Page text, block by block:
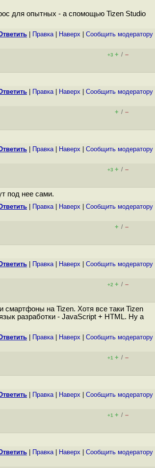
для опытных - а спомощью Tizen Studio
Правка| Наверх Cообщить модератору
+3 + / –
Правка| Наверх Cообщить модератору
+ / –
Правка| Наверх Cообщить модератору
+3 + / –
под нее сами.
Правка| Наверх Cообщить модератору
+ / –
Правка| Наверх Cообщить модератору
+2 + / –
на Tizen. Хотя все таки Tizen
разработки - JavaScript + HTML. Ну а
Правка| Наверх Cообщить модератору
+1 + / –
Правка| Наверх Cообщить модератору
+1 + / –
Правка| Наверх Cообщить модератору